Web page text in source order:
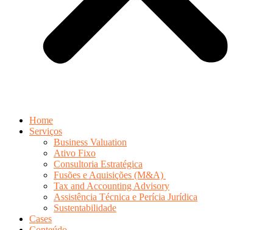
Home
Serviços
Business Valuation
Ativo Fixo
Consultoria Estratégica
Fusões e Aquisições (M&A)
Tax and Accounting Advisory
Assistência Técnica e Perícia Jurídica
Sustentabilidade
Cases